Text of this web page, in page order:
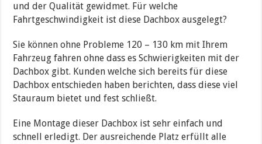
und der Qualität gewidmet. Für welche
Fahrtgeschwindigkeit ist diese Dachbox ausgelegt?
Sie können ohne Probleme 120 – 130 km mit Ihrem
Fahrzeug fahren ohne dass es Schwierigkeiten mit der
Dachbox gibt. Kunden welche sich bereits für diese
Dachbox entschieden haben berichten, dass diese viel
Stauraum bietet und fest schließt.
Eine Montage dieser Dachbox ist sehr einfach und
schnell erledigt. Der ausreichende Platz erfüllt alle